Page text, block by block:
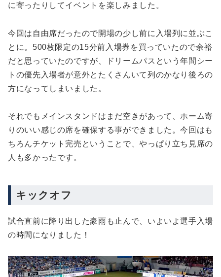
に寄ったりしてイベントを楽しみました。
今回は自由席だったので開場の少し前に入場列に並ぶこ
とに。500枚限定の15分前入場券を買っていたので余裕
だと思っていたのですが、ドリームパスという年間シー
トの優先入場者が意外とたくさんいて列のかなり後ろの
方になってしまいました。
それでもメインスタンドはまだ空きがあって、ホーム寄
りのいい感じの席を確保する事ができました。今回はも
ちろんチケット完売ということで、やっぱり立ち見席の
人も多かったです。
キックオフ
試合直前に降り出した豪雨も止んで、いよいよ選手入場
の時間になりました！